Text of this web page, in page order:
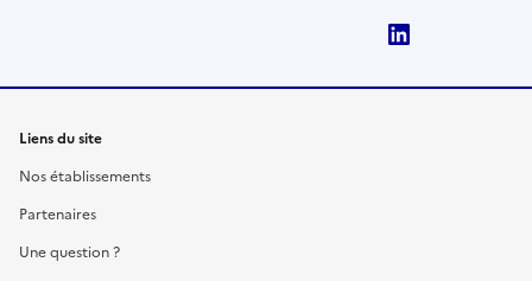
Liens du site
Nos établissements
Partenaires
Une question ?